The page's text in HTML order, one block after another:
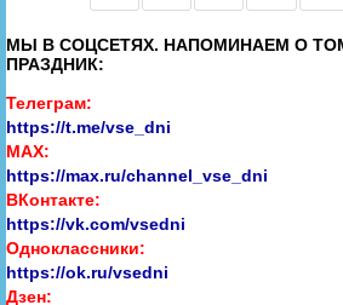
МЫ В СОЦСЕТЯХ. НАПОМИНАЕМ О
ПРАЗДНИК:
Телеграм:
https://t.me/vse_dni
MAX:
https://max.ru/channel_vse_dni
ВКонтакте:
https://vk.com/vsedni
Одноклассники:
https://ok.ru/vsedni
Дзен: